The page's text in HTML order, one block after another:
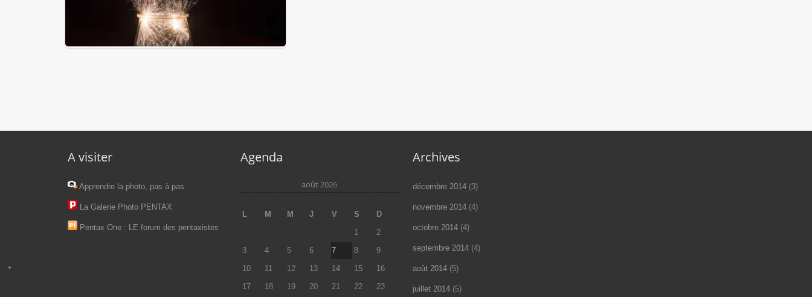
A visiter
Apprendre la photo, pas à pas
La Galerie Photo PENTAX
Pentax One : LE forum des pentaxistes
Agenda
août 2026
L M M J V S
D
1
2
3
4 5 6 7 8
9
10
11 12 13 14 15
16
17
18 19 20 21 22 23
Archives
décembre 2014 (3)
novembre 2014 (4)
octobre 2014 (4)
septembre 2014 (4)
août 2014 (5)
juillet 2014 (5)